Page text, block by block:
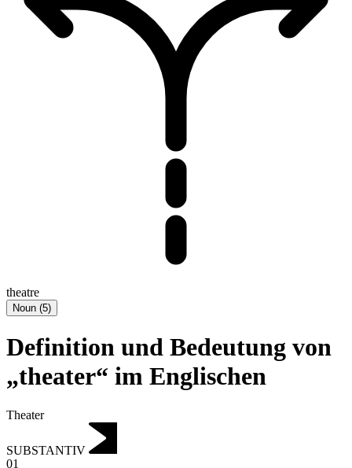
theatre
Noun (5)
Definition und Bedeutung von
„theater“ im Englischen
Theater
SUBSTANTIV
01